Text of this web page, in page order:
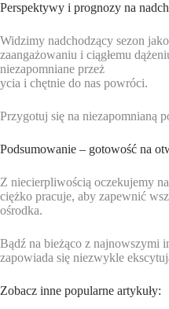
Perspektywy i prognozy na
Widzimy nadchodzący sezon
zaangażowaniu i ciągłemu
niezapomniane przeż
ycia i chętnie do nas powróci.
Przygotuj się na niezapomnianą
Podsumowanie – gotowość na
Z niecierpliwością oczekujemy
ciężko pracuje, aby zapewnić
ośrodka.
Bądź na bieżąco z najnowszymi
zapowiada się niezwykle
Zobacz inne popularne artykuły: